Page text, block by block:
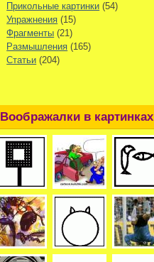
Прикольные картинки (54)
Упражнения (15)
Фрагменты (21)
Размышления (165)
Статьи (204)
Воображалки в картинках